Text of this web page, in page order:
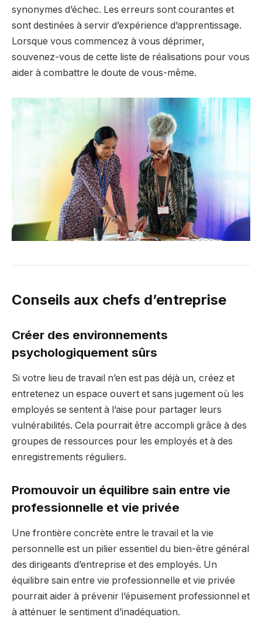
synonymes d’échec. Les erreurs sont courantes et
sont destinées à servir d’expérience d’apprentissage.
Lorsque vous commencez à vous déprimer,
souvenez-vous de cette liste de réalisations pour vous
aider à combattre le doute de vous-même.
Conseils aux chefs d’entreprise
Créer des environnements
psychologiquement sûrs
Si votre lieu de travail n’en est pas déjà un, créez et
entretenez un espace ouvert et sans jugement où les
employés se sentent à l’aise pour partager leurs
vulnérabilités. Cela pourrait être accompli grâce à des
groupes de ressources pour les employés et à des
enregistrements réguliers.
Promouvoir un équilibre sain entre vie
professionnelle et vie privée
Une frontière concrète entre le travail et la vie
personnelle est un pilier essentiel du bien-être général
des dirigeants d’entreprise et des employés. Un
équilibre sain entre vie professionnelle et vie privée
pourrait aider à prévenir l’épuisement professionnel et
à atténuer le sentiment d’inadéquation.